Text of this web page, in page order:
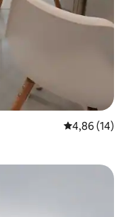
Classificação
4,86 (14)